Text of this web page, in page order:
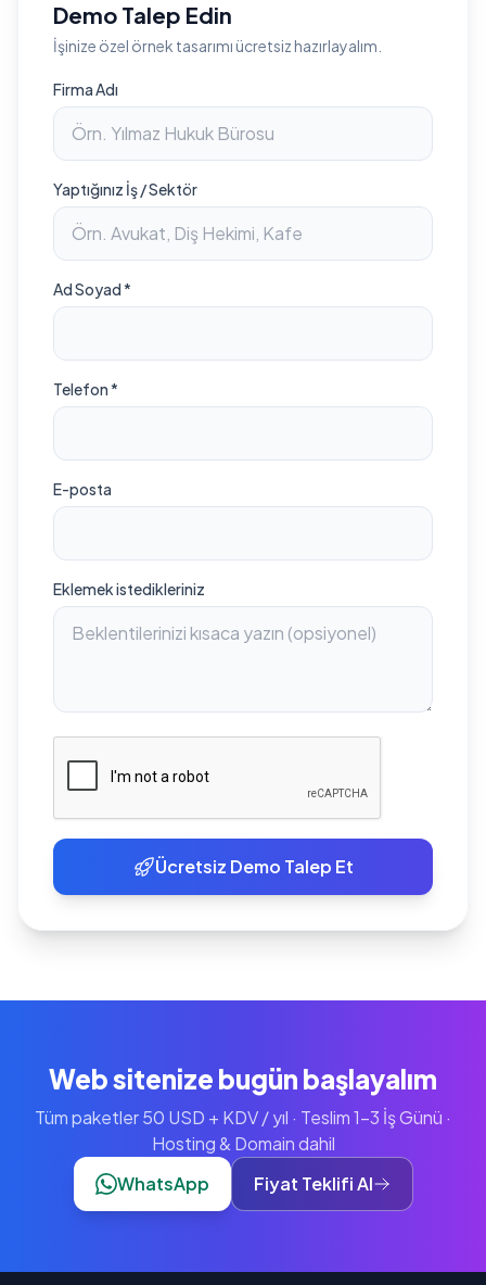
Demo Talep Edin
İşinize özel örnek tasarımı ücretsiz hazırlayalım.
Firma Adı
Yaptığınız İş / Sektör
Ad Soyad *
Telefon *
E-posta
Eklemek istedikleriniz
Ücretsiz Demo Talep Et
Web sitenize bugün başlayalım
Tüm paketler 50 USD + KDV / yıl · Teslim 1-3 İş Günü ·
Hosting & Domain dahil
WhatsApp
Fiyat Teklifi Al